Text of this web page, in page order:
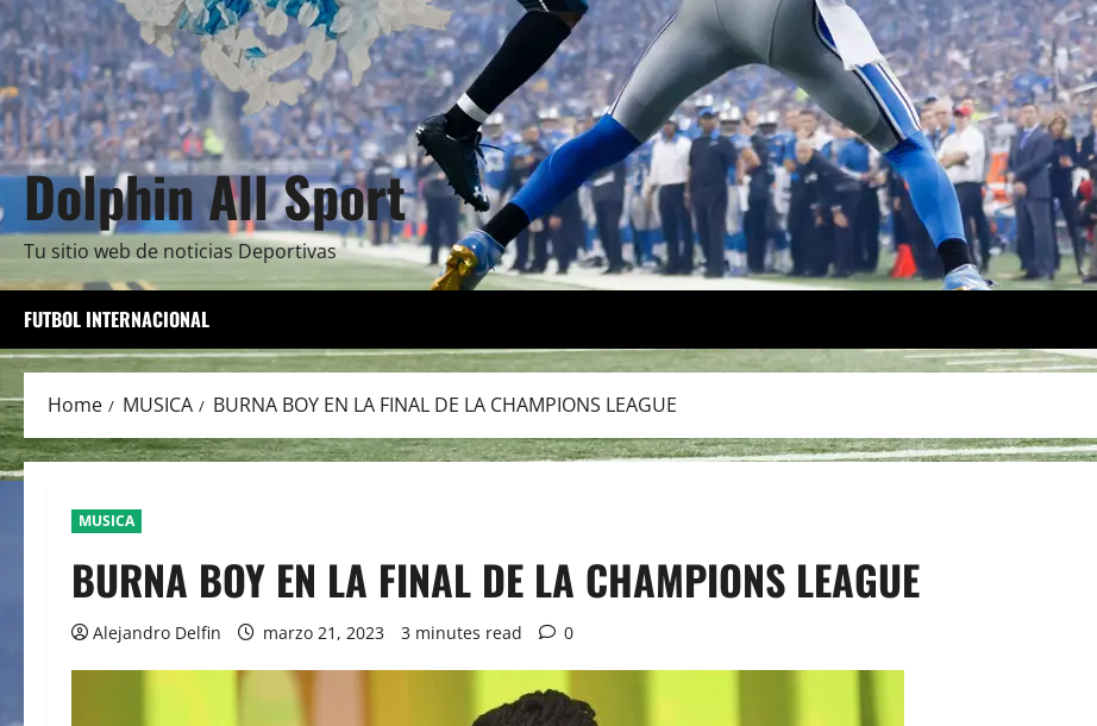
Dolphin All Sport
Tu sitio web de noticias Deportivas
FUTBOL INTERNACIONAL
Home MUSICA BURNA BOY EN LA FINAL DE LA CHAMPIONS LEAGUE
MUSICA
BURNA BOY EN LA FINAL DE LA CHAMPIONS LEAGUE
Alejandro Delfin marzo 21, 2023 3 minutes read 0